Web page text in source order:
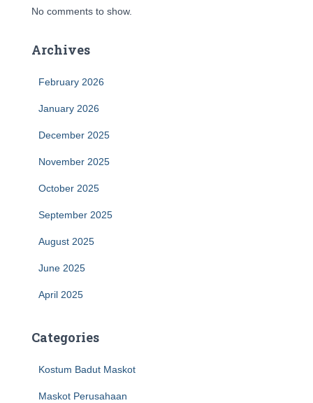
No comments to show.
Archives
February 2026
January 2026
December 2025
November 2025
October 2025
September 2025
August 2025
June 2025
April 2025
Categories
Kostum Badut Maskot
Maskot Perusahaan